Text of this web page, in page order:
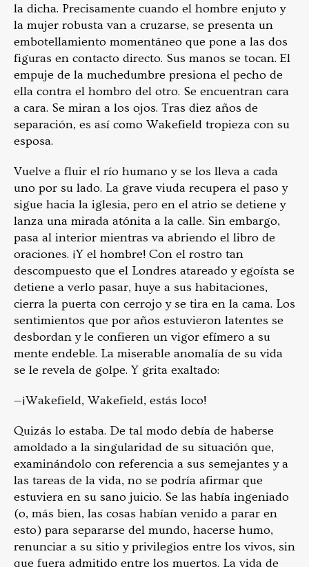
la dicha. Precisamente cuando el hombre enjuto y
la mujer robusta van a cruzarse, se presenta un
embotellamiento momentáneo que pone a las dos
figuras en contacto directo. Sus manos se tocan. El
empuje de la muchedumbre presiona el pecho de
ella contra el hombro del otro. Se encuentran cara
a cara. Se miran a los ojos. Tras diez años de
separación, es así como Wakefield tropieza con su
esposa.
Vuelve a fluir el río humano y se los lleva a cada
uno por su lado. La grave viuda recupera el paso y
sigue hacia la iglesia, pero en el atrio se detiene y
lanza una mirada atónita a la calle. Sin embargo,
pasa al interior mientras va abriendo el libro de
oraciones. ¡Y el hombre! Con el rostro tan
descompuesto que el Londres atareado y egoísta se
detiene a verlo pasar, huye a sus habitaciones,
cierra la puerta con cerrojo y se tira en la cama. Los
sentimientos que por años estuvieron latentes se
desbordan y le confieren un vigor efímero a su
mente endeble. La miserable anomalía de su vida
se le revela de golpe. Y grita exaltado:
—¡Wakefield, Wakefield, estás loco!
Quizás lo estaba. De tal modo debía de haberse
amoldado a la singularidad de su situación que,
examinándolo con referencia a sus semejantes y a
las tareas de la vida, no se podría afirmar que
estuviera en su sano juicio. Se las había ingeniado
(o, más bien, las cosas habían venido a parar en
esto) para separarse del mundo, hacerse humo,
renunciar a su sitio y privilegios entre los vivos, sin
que fuera admitido entre los muertos. La vida de